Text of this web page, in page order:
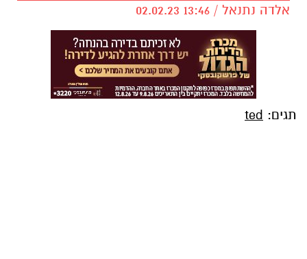
אלדה נתנאל / 13:46 02.02.23
תגים: ted